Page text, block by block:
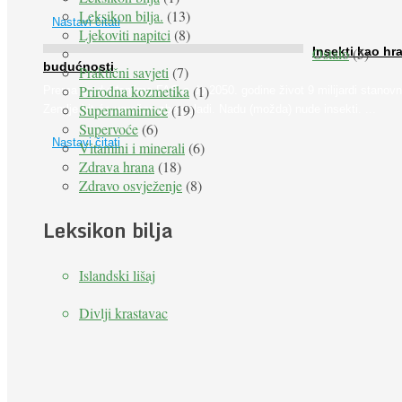
Nastavi čitati
Insekti kao
budućnosti
Prema predviđanjima FAO-a do 2050. godine život 9 milijardi
Zemlje bit će ugrožen zbog gladi. Nadu (možda) nude insekti. ...
Nastavi čitati
Leksikon bilja. (13)
Ljekoviti napitci (8)
Ostalo(5)
Praktični savjeti (7)
Prirodna kozmetika (1)
Supernamirnice(19)
Supervoće(6)
Vitamini i minerali (6)
Zdrava hrana (18)
Zdravo osvježenje(8)
Leksikon bilja
Islandski lišaj
Divlji krastavac